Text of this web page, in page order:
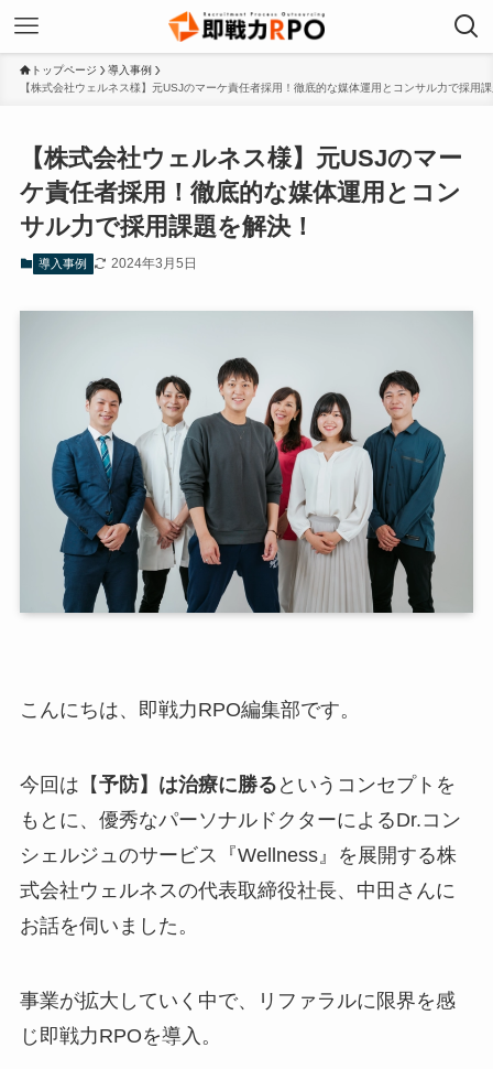
トップページ
導入事例
【株式会社ウェルネス様】元USJのマーケ責任者採用！徹底的な媒体運用とコンサル力で採用
【株式会社ウェルネス様】元USJのマー
ケ責任者採用！徹底的な媒体運用とコン
サル力で採用課題を解決！
導入事例 2024年3月5日
こんにちは、即戦力RPO編集部です。
今回は【予防】は治療に勝る というコンセプトを
もとに、優秀なパーソナルドクターによるDr.コン
シェルジュのサービス『Wellness』を展開する株
式会社ウェルネスの代表取締役社長、中田さんに
お話を伺いました。
事業が拡大していく中で、リファラルに限界を感
じ即戦力RPOを導入。